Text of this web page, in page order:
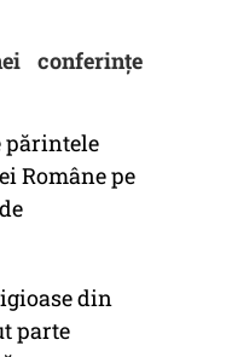
conferinţe
părintele
Române pe
din
parte